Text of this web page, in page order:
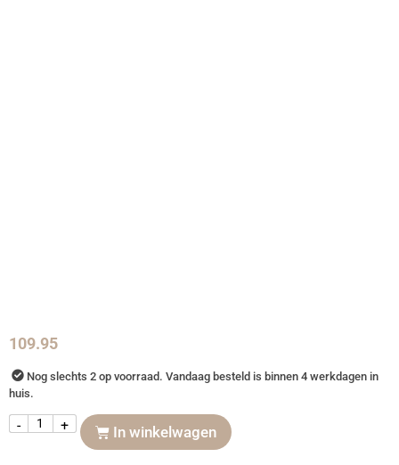
109.95
Nog slechts 2 op voorraad. Vandaag besteld is binnen 4 werkdagen in
huis.
- + In winkelwagen